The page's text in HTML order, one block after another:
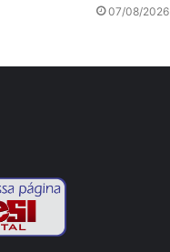
07/08/2026